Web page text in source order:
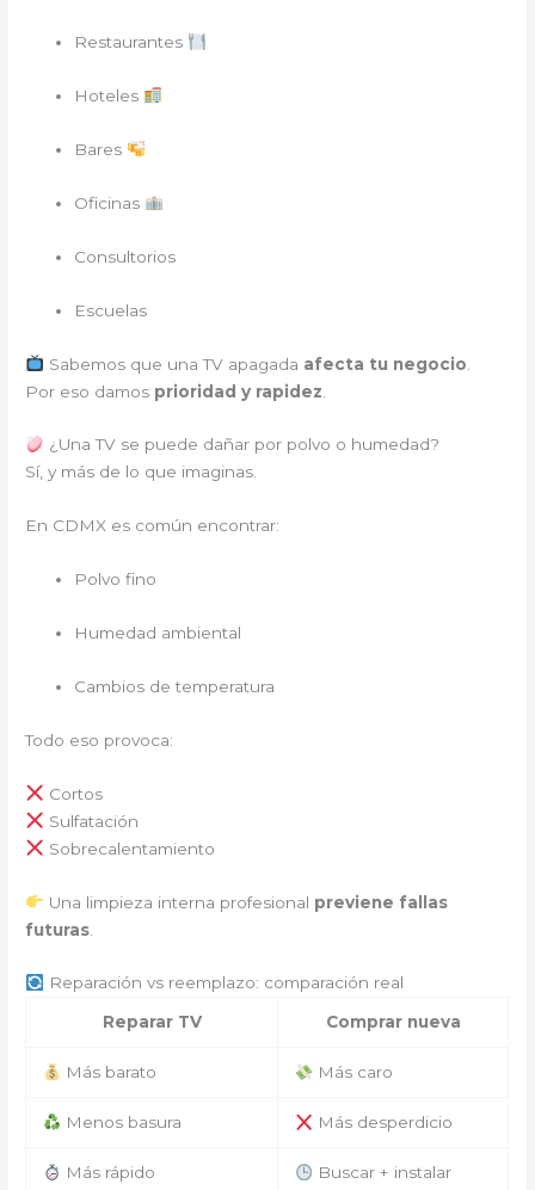
Restaurantes
Hoteles
Bares
Oficinas
Consultorios
Escuelas
Sabemos que una TV apagada afecta tu negocio
Por eso damos prioridad y rapidez
¿Una TV se puede dañar por polvo o humedad?
Sí, y más de lo que imaginas.
En CDMX es común encontrar:
Polvo fino
Humedad ambiental
Cambios de temperatura
Todo eso provoca:
Cortos
Sulfatación
Sobrecalentamiento
Una limpieza interna profesional previene fallas
futuras
Reparación vs reemplazo: comparación real
Reparar TV Comprar nueva
Más barato Más caro
Menos basura Más desperdicio
Más rápido Buscar + instalar